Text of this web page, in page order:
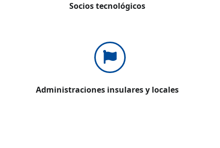
Socios tecnológicos
Administraciones insulares y locales